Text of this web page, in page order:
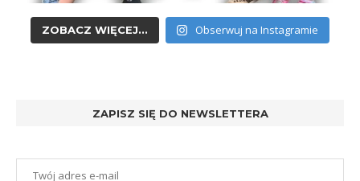
ZOBACZ WIĘCEJ... Obserwuj na Instagramie
ZAPISZ SIĘ DO NEWSLETTERA